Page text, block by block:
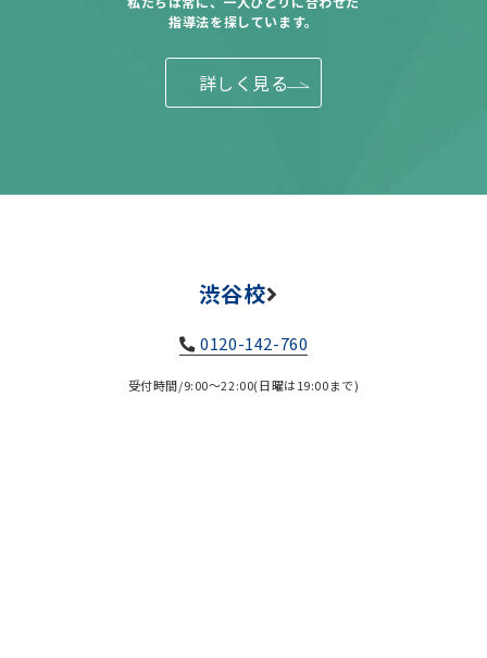
指導法を探しています。
詳しく見る
渋谷校
0120-142-760
受付時間/9:00～22:00(日曜は19:00まで)